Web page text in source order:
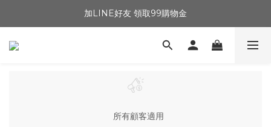
加LINE好友 領取99購物金
所有顧客適用